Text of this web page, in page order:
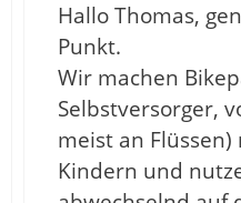
Hallo Thomas,
Punkt.
Wir machen
Selbstversorger,
meist an
Kindern und